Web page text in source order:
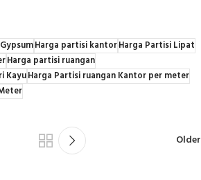
Harga partisi kantorHarga Partisi Lipat
Harga partisi ruangan
KayuHarga Partisi ruangan Kantor per meter
Older